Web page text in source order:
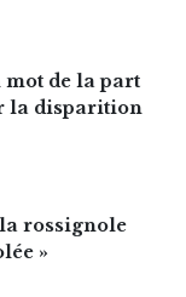
mot de la part
la disparition
rossignole
»